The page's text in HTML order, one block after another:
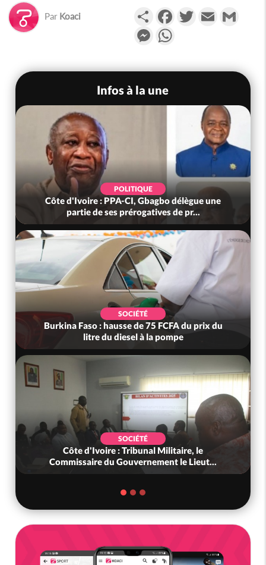
Par Koaci PartagerFacebookTwitterEmail
Messenger
Infos à la une
POLITIQUE
Côte d'Ivoire : PPA-CI, Gbagbo délègue une
partie de ses prérogatives de pr...
SOCIÉTÉ
Burkina Faso : hausse de 75 FCFA du prix du
litre du diesel à la pompe
SOCIÉTÉ
Côte d'Ivoire : Tribunal Militaire, le
Commissaire du Gouvernement le Lieut...